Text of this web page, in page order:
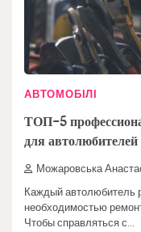
АВТОМОБІЛІ
ТОП-5
для автолюбителей
Можаровська
Каждый автолюбитель
необходимостью
Чтобы справляться с…